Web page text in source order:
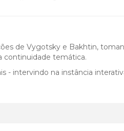
de Vygotsky e Bakhtin,
continuidade temática.
- intervindo na instância